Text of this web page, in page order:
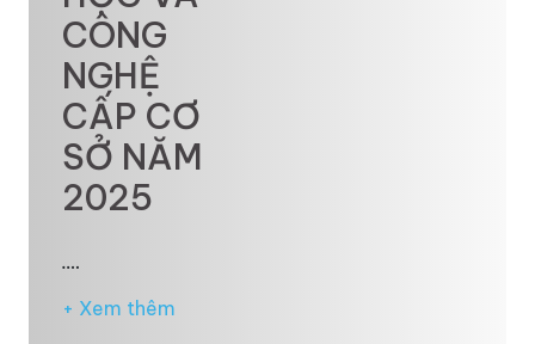
CÔNG
NGHỆ
CẤP CƠ
SỞ NĂM
2025
.…
+ Xem thêm